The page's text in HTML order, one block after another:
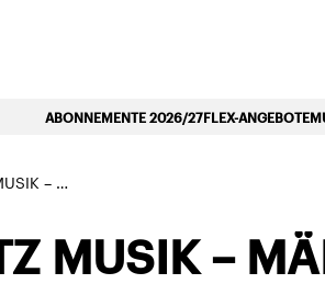
«Le Piano Symphonique»
ABONNEMENTE 2026/27FLEX-ANGEBOTE
SPIELPLATZ MUSIK – MÄRZ MI 14.30 UHR
MUSIK –